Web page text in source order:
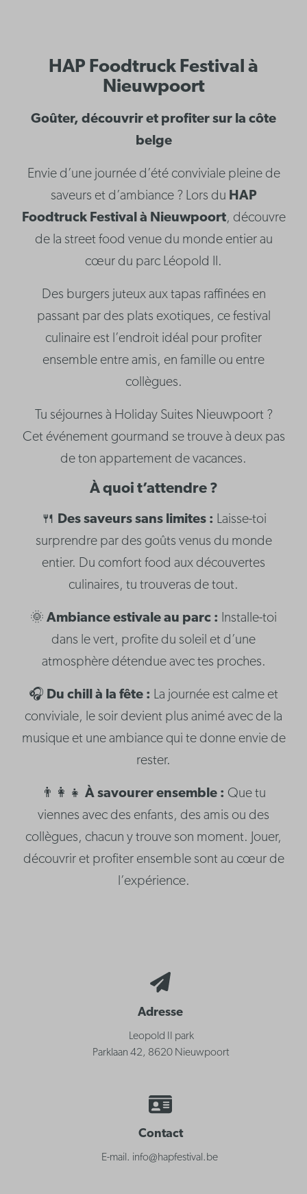
HAP Foodtruck Festival à
Nieuwpoort
Goûter, découvrir et profiter sur la côte
belge
Envie d’une journée d’été conviviale pleine de
saveurs et d’ambiance ? Lors du HAP
Foodtruck Festival à Nieuwpoort, découvre
de la street food venue du monde entier au
cœur du parc Léopold II.
Des burgers juteux aux tapas raffinées en
passant par des plats exotiques, ce festival
culinaire est l’endroit idéal pour profiter
ensemble entre amis, en famille ou entre
collègues.
Tu séjournes à Holiday Suites Nieuwpoort ?
Cet événement gourmand se trouve à deux pas
de ton appartement de vacances.
À quoi t’attendre ?
🍴 Des saveurs sans limites : Laisse-toi
surprendre par des goûts venus du monde
entier. Du comfort food aux découvertes
culinaires, tu trouveras de tout.
🌞 Ambiance estivale au parc : Installe-toi
dans le vert, profite du soleil et d’une
atmosphère détendue avec tes proches.
🎧 Du chill à la fête : La journée est calme et
conviviale, le soir devient plus animé avec de la
musique et une ambiance qui te donne envie de
rester.
👨‍👩‍👧 À savourer ensemble : Que tu
viennes avec des enfants, des amis ou des
collègues, chacun y trouve son moment. Jouer,
découvrir et profiter ensemble sont au cœur de
l’expérience.
Adresse
Leopold II park
Parklaan 42, 8620 Nieuwpoort
Contact
E-mail. info@hapfestival.be